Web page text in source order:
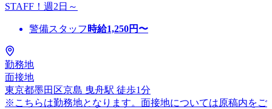
STAFF！週2日～
警備スタッフ 時給1,250円〜
勤務地
面接地
東京都墨田区京島 曳舟駅 徒歩1分
※こちらは勤務地となります。面接地については原稿内をご